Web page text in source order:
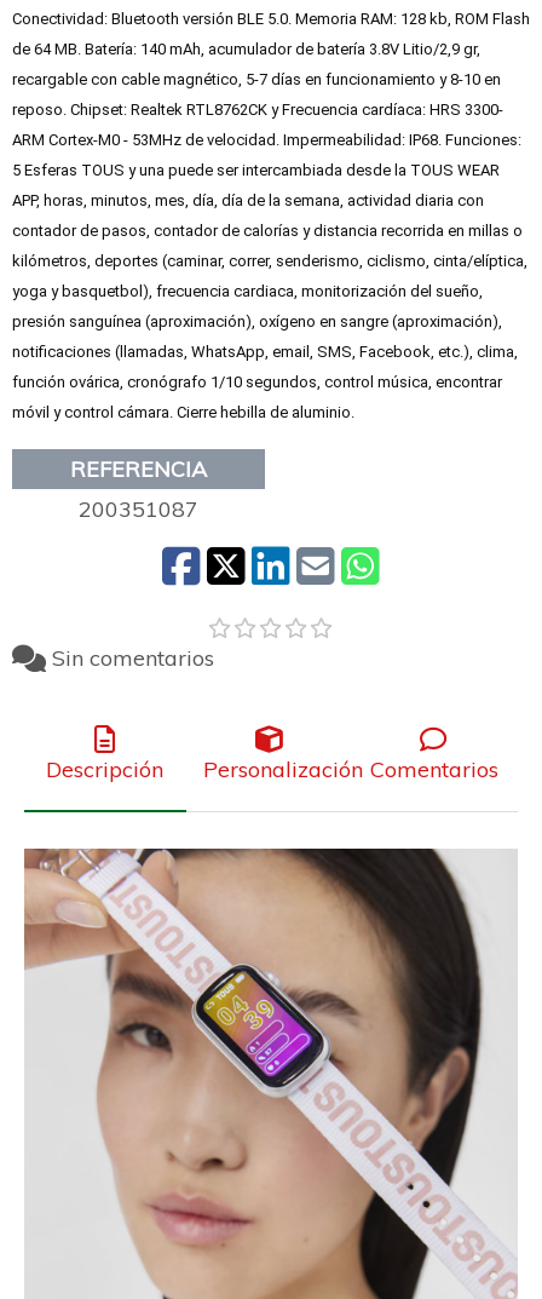
Conectividad: Bluetooth versión BLE 5.0. Memoria RAM: 128 kb, ROM Flash
de 64 MB. Batería: 140 mAh, acumulador de batería 3.8V Litio/2,9 gr,
recargable con cable magnético, 5-7 días en funcionamiento y 8-10 en
reposo. Chipset: Realtek RTL8762CK y Frecuencia cardíaca: HRS 3300-
ARM Cortex-M0 - 53MHz de velocidad. Impermeabilidad: IP68. Funciones:
5 Esferas TOUS y una puede ser intercambiada desde la TOUS WEAR
APP, horas, minutos, mes, día, día de la semana, actividad diaria con
contador de pasos, contador de calorías y distancia recorrida en millas o
kilómetros, deportes (caminar, correr, senderismo, ciclismo, cinta/elíptica,
yoga y basquetbol), frecuencia cardiaca, monitorización del sueño,
presión sanguínea (aproximación), oxígeno en sangre (aproximación),
notificaciones (llamadas, WhatsApp, email, SMS, Facebook, etc.), clima,
función ovárica, cronógrafo 1/10 segundos, control música, encontrar
móvil y control cámara. Cierre hebilla de aluminio.
REFERENCIA
200351087
Sin comentarios
Descripción Personalización Comentarios